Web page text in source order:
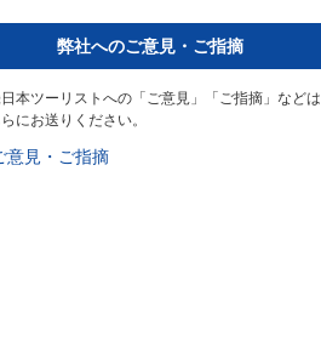
弊社へのご意見・ご指摘
本ツーリストへの「ご意見」「ご指摘」などは
にお送りください。
意見・ご指摘